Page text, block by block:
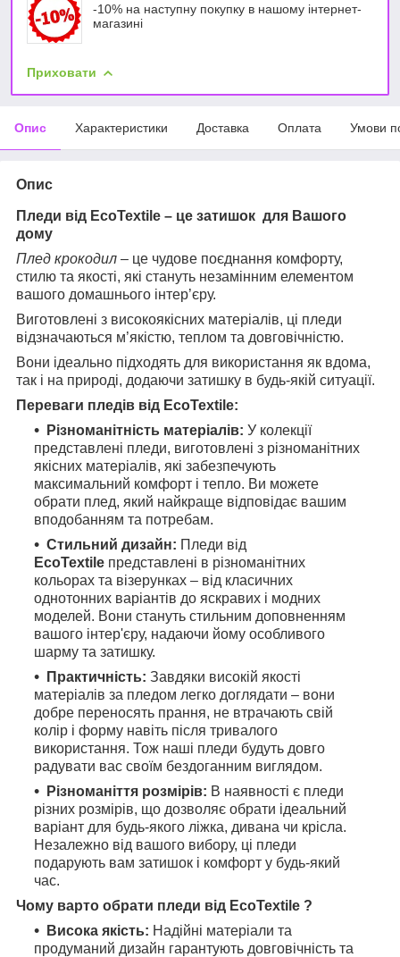
-10% на наступну покупку в нашому інтернет-
магазині
Приховати
Опис Характеристики Доставка Оплата Умови
Опис
Пледи від EcoTextile – це затишок для Вашого
дому
Плед крокодил – це чудове поєднання комфорту,
стилю та якості, які стануть незамінним елементом
вашого домашнього інтер’єру.
Виготовлені з високоякісних матеріалів, ці пледи
відзначаються м’якістю, теплом та довговічністю.
Вони ідеально підходять для використання як вдома,
так і на природі, додаючи затишку в будь-якій ситуації.
Переваги пледів від EcoTextile:
Різноманітність матеріалів: У колекції
представлені пледи, виготовлені з різноманітних
якісних матеріалів, які забезпечують
максимальний комфорт і тепло. Ви можете
обрати плед, який найкраще відповідає вашим
вподобанням та потребам.
Стильний дизайн: Пледи від
EcoTextile представлені в різноманітних
кольорах та візерунках – від класичних
однотонних варіантів до яскравих і модних
моделей. Вони стануть стильним доповненням
вашого інтер'єру, надаючи йому особливого
шарму та затишку.
Практичність: Завдяки високій якості
матеріалів за пледом легко доглядати – вони
добре переносять прання, не втрачають свій
колір і форму навіть після тривалого
використання. Тож наші пледи будуть довго
радувати вас своїм бездоганним виглядом.
Різноманіття розмірів: В наявності є пледи
різних розмірів, що дозволяє обрати ідеальний
варіант для будь-якого ліжка, дивана чи крісла.
Незалежно від вашого вибору, ці пледи
подарують вам затишок і комфорт у будь-який
час.
Чому варто обрати пледи від EcoTextile ?
Висока якість: Надійні матеріали та
продуманий дизайн гарантують довговічність та